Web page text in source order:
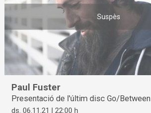
Suspès
Paul Fuster
Presentació de l'últim disc Go/Between
ds. 06.11.21 |22:00 h